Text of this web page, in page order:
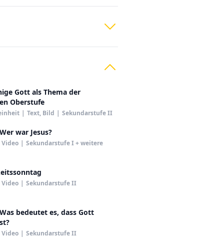
Gott als Thema der
Oberstufe
| Text, Bild | Sekundarstufe II
war Jesus?
Video | Sekundarstufe I + weitere
Video | Sekundarstufe II
bedeutet es, dass Gott
Video | Sekundarstufe II